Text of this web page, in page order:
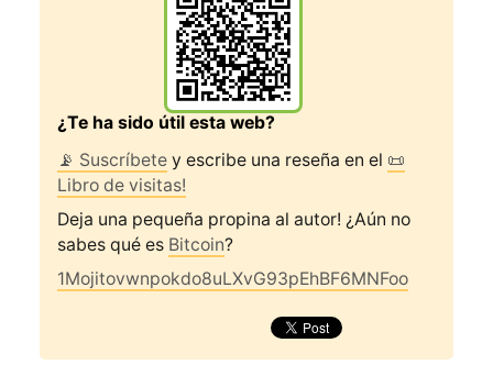
¿Te ha sido útil esta web?
📡 Suscríbetey escribe una reseña en el 📜
Libro de visitas!
Deja una pequeña propina al autor! ¿Aún no
sabes qué es Bitcoin?
1Mojitovwnpokdo8uLXvG93pEhBF6MNFoo